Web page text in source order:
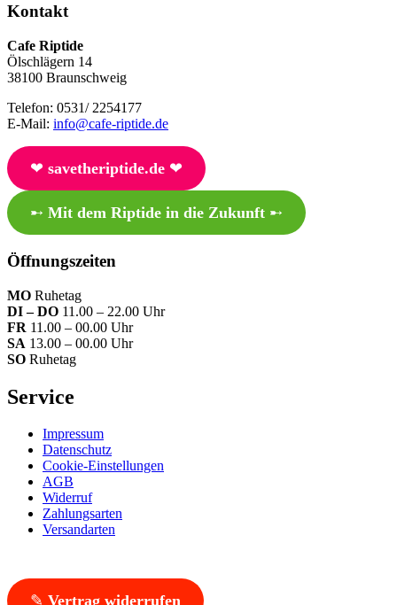
Kontakt
Cafe Riptide
Ölschlägern 14
38100 Braunschweig
Telefon: 0531/ 2254177
E-Mail: info@cafe-riptide.de
❤︎ savetheriptide.de❤︎
➸ Mit dem Riptide in die Zukunft➸
Öffnungszeiten
MO Ruhetag
DI – DO 11.00 – 22.00 Uhr
FR 11.00 – 00.00 Uhr
SA 13.00 – 00.00 Uhr
SO Ruhetag
Service
Impressum
Datenschutz
Cookie-Einstellungen
AGB
Widerruf
Zahlungsarten
Versandarten
✎ Vertrag widerrufen